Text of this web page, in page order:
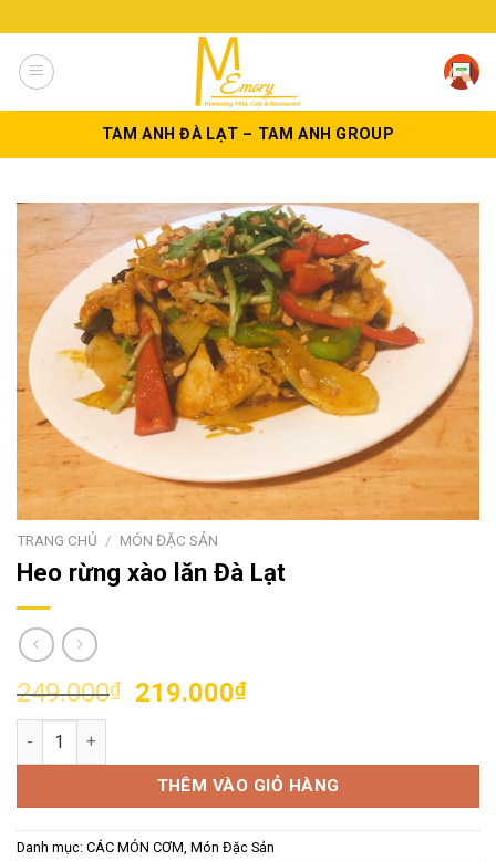
to
content
TAM ANH ĐÀ LẠT – TAM ANH GROUP
TRANG CHỦ / MÓN ĐẶC SẢN
Heo rừng xào lăn Đà Lạt
249.000₫
Giá
249.000₫.
219.000₫Giá
là:
219.000₫.
Heo rừng xào lăn Đà Lạt số lượng
THÊM VÀO GIỎ HÀNG
Danh mục: CÁC MÓN CƠM, Món Đặc Sản